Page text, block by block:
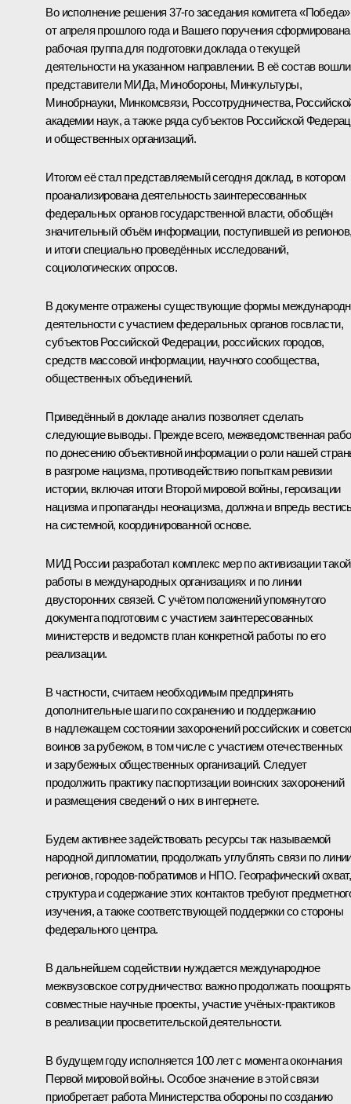
Во исполнение решения 37-го заседания комитета «Победа»
от апреля прошлого года и Вашего поручения сформирована
рабочая группа для подготовки доклада о текущей
деятельности на указанном направлении. В её состав вошли
представители МИДа, Минобороны, Минкультуры,
Минобрнауки, Минкомсвязи, Россотрудничества,
академии наук, а также ряда субъектов Российской
и общественных организаций.
Итогом её стал представляемый сегодня доклад, в котором
проанализирована деятельность заинтересованных
федеральных органов государственной власти, обобщён
значительный объём информации, поступившей из
и итоги специально проведённых исследований,
социологических опросов.
В документе отражены существующие формы
деятельности с участием федеральных органов госвласти,
субъектов Российской Федерации, российских городов,
средств массовой информации, научного сообщества,
общественных объединений.
Приведённый в докладе анализ позволяет сделать
следующие выводы. Прежде всего, межведомственная
по донесению объективной информации о роли нашей
в разгроме нацизма, противодействию попыткам ревизии
истории, включая итоги Второй мировой войны, героизации
нацизма и пропаганды неонацизма, должна и впредь
на системной, координированной основе.
МИД России разработал комплекс мер по активизации такой
работы в международных организациях и по линии
двусторонних связей. С учётом положений упомянутого
документа подготовим с участием заинтересованных
министерств и ведомств план конкретной работы по его
реализации.
В частности, считаем необходимым предпринять
дополнительные шаги по сохранению и поддержанию
в надлежащем состоянии захоронений российских и
воинов за рубежом, в том числе с участием отечественных
и зарубежных общественных организаций. Следует
продолжить практику паспортизации воинских захоронений
и размещения сведений о них в интернете.
Будем активнее задействовать ресурсы так называемой
народной дипломатии, продолжать углублять связи по
регионов, городов-побратимов и НПО. Географический охват,
структура и содержание этих контактов требуют
изучения, а также соответствующей поддержки со стороны
федерального центра.
В дальнейшем содействии нуждается международное
межвузовское сотрудничество: важно продолжать поощрять
совместные научные проекты, участие учёных-практиков
в реализации просветительской деятельности.
В будущем году исполняется 100 лет с момента окончания
Первой мировой войны. Особое значение в этой связи
приобретает работа Министерства обороны по созданию